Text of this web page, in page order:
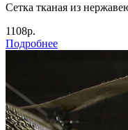
Сетка тканая из
1108р.
Подробнее